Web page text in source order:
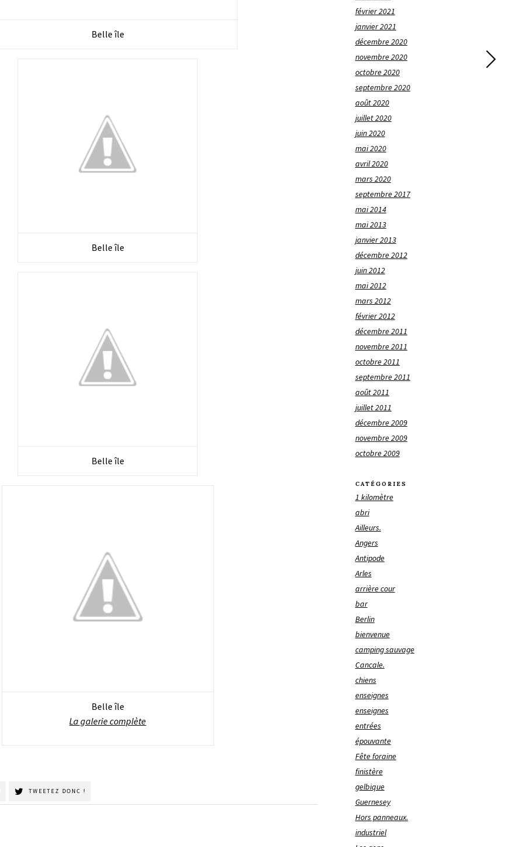
Belle île
Belle île
Belle île
Belle île
La galerie complète
TWEETEZ DONC !
février 2021
janvier 2021
décembre 2020
novembre 2020
octobre 2020
septembre 2020
août 2020
juillet 2020
juin 2020
mai 2020
avril 2020
mars 2020
septembre 2017
mai 2014
mai 2013
janvier 2013
décembre 2012
juin 2012
mai 2012
mars 2012
février 2012
décembre 2011
novembre 2011
octobre 2011
septembre 2011
août 2011
juillet 2011
décembre 2009
novembre 2009
octobre 2009
CATÉGORIES
1 kilomètre
abri
Ailleurs.
Angers
Antipode
Arles
arrière cour
bar
Berlin
bienvenue
camping sauvage
Cancale.
chiens
enseignes
enseignes
entrées
épouvante
Fête foraine
finistère
gelbique
Guernesey
Hors panneaux.
industriel